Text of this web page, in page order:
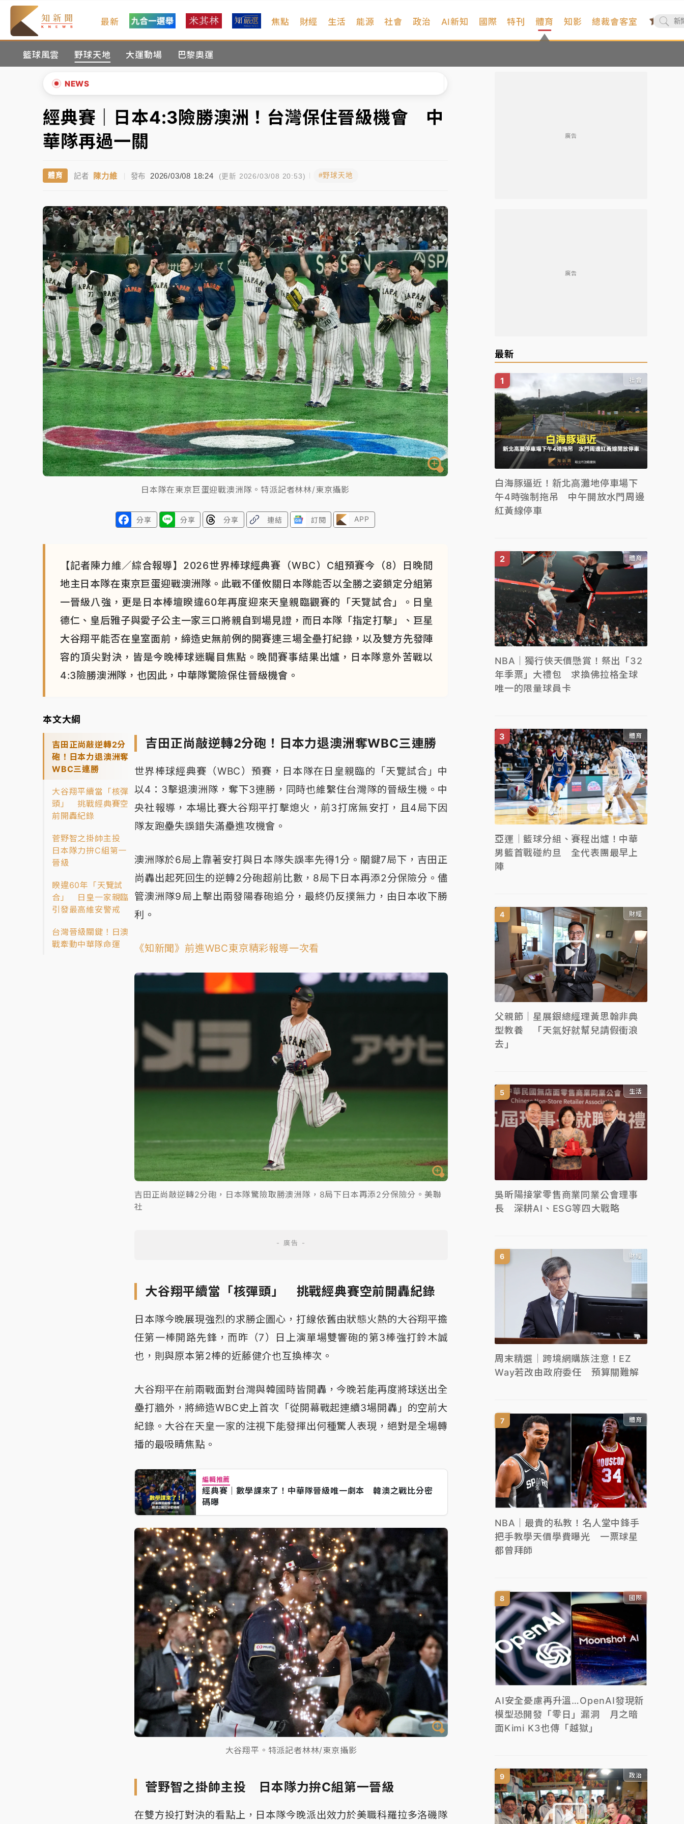
最新 焦點 財經 生活 能源 社會 政治 AI新知 國際 特刊 體育
籃球風雲 野球天地 大運動場 巴黎奧運
知影 總裁會客室
NEWS
白海豚逼近！新北高灘地停車場下午4時強制拖吊 中午開放水門周邊紅黃線停車
中颱白海豚環流掠北海！今明防劇烈降雨 東部高溫飆38度
周末精選｜ 慈濟遭詐10億完整始末曝！律師掮客大玩兩面手法 郭台銘、蔡英文成關鍵
本周爆款短影音｜
蔣萬安的建中同學！47歲法律學霸戰桃園 公開上任首要3件事
白海豚逼近！新北高灘地停車場下午4時強制拖吊 中午開放水門周邊紅黃線停車
中颱白海豚環流掠北海！今明防劇烈降雨 東部高溫飆38度
周末精選｜ 慈濟遭詐10億完整始末曝！律師掮客大玩兩面手法 郭台銘、蔡英文成關鍵
本周爆款短影音｜ 柯文哲帶電子手鐶拄拐杖現身／周玉蔻蔡玉真開撕爆料
周末精選｜ 跨境網購族注意！EZ Way若改由政府委任 預算難關如何解？
蔣萬安的建中同學！47歲法律學霸戰桃園 公開上任首要3件事
▲
▼
經典賽｜日本4:3險勝澳洲！台灣保住晉級機會 中
華隊再過一關
體育 記者 陳力維 | 發布 2026/03/08 18:24 (更新 2026/03/08 20:53) #野球天地
日本隊在東京巨蛋迎戰澳洲隊。特派記者林林/東京攝影
分享 分享 分享 連結 訂閱 APP
【記者陳力維／綜合報導】2026世界棒球經典賽（WBC）C組預賽今（8）日晚間
地主日本隊在東京巨蛋迎戰澳洲隊。此戰不僅攸關日本隊能否以全勝之姿鎖定分組第
一晉級八強，更是日本棒壇睽違60年再度迎來天皇親臨觀賽的「天覽試合」。日皇
德仁、皇后雅子與愛子公主一家三口將親自到場見證，而日本隊「指定打擊」、巨星
大谷翔平能否在皇室面前，締造史無前例的開賽連三場全壘打紀錄，以及雙方先發陣
容的頂尖對決，皆是今晚棒球迷矚目焦點。晚間賽事結果出爐，日本隊意外苦戰以
4:3險勝澳洲隊，也因此，中華隊驚險保住晉級機會。
本文大綱
吉田正尚敲逆轉2分
砲！日本力退澳洲奪
WBC三連勝
大谷翔平續當「核彈
頭」 挑戰經典賽空
前開轟紀錄
菅野智之掛帥主投
日本隊力拚C組第一
晉級
睽違60年「天覽試
合」 日皇一家親臨
引發最高維安警戒
台灣晉級關鍵！日澳
戰牽動中華隊命運
吉田正尚敲逆轉2分砲！日本力退澳洲奪WBC三連勝
世界棒球經典賽（WBC）預賽，日本隊在日皇親臨的「天覽試合」中
以4：3擊退澳洲隊，奪下3連勝，同時也維繫住台灣隊的晉級生機。中
央社報導，本場比賽大谷翔平打擊熄火，前3打席無安打，且4局下因
隊友跑壘失誤錯失滿壘進攻機會。
澳洲隊於6局上靠著安打與日本隊失誤率先得1分。關鍵7局下，吉田正
尚轟出起死回生的逆轉2分砲超前比數，8局下日本再添2分保險分。儘
管澳洲隊9局上擊出兩發陽春砲追分，最終仍反撲無力，由日本收下勝
利。
《知新聞》前進WBC東京精彩報導一次看
吉田正尚敲逆轉2分砲，日本隊驚險取勝澳洲隊，8局下日本再添2分保險分。美聯
社
大谷翔平續當「核彈頭」 挑戰經典賽空前開轟紀錄
日本隊今晚展現強烈的求勝企圖心，打線依舊由狀態火熱的大谷翔平擔
任第一棒開路先鋒，而昨（7）日上演單場雙響砲的第3棒強打鈴木誠
也，則與原本第2棒的近藤健介也互換棒次。
大谷翔平在前兩戰面對台灣與韓國時皆開轟，今晚若能再度將球送出全
壘打牆外，將締造WBC史上首次「從開幕戰起連續3場開轟」的空前大
紀錄。大谷在天皇一家的注視下能發揮出何種驚人表現，絕對是全場轉
播的最吸睛焦點。
編輯推薦
經典賽｜數學課來了！中華隊晉級唯一劇本 韓澳之戰比分密
碼曝
大谷翔平。特派記者林林/東京攝影
菅野智之掛帥主投 日本隊力拚C組第一晉級
在雙方投打對決的看點上，日本隊今晚派出效力於美職科羅拉多洛磯隊
廣告
廣告
最新
社會
白海豚逼近！新北高灘地停車場下
午4時強制拖吊 中午開放水門周邊
紅黃線停車
體育
NBA｜獨行俠天價懸賞！祭出「32
年季票」大禮包 求換佛拉格全球
唯一的限量球員卡
體育
亞運｜籃球分組、賽程出爐！中華
男籃首戰碰約旦 全代表團最早上
陣
財經
父親節｜星展銀總經理黃思翰非典
型教養 「天氣好就幫兒請假衝浪
去」
生活
吳昕陽接掌零售商業同業公會理事
長 深耕AI、ESG等四大戰略
財經
周末精選｜跨境網購族注意！EZ
Way若改由政府委任 預算關難解
體育
NBA｜最貴的私教！名人堂中鋒手
把手教學天價學費曝光 一票球星
都曾拜師
國際
AI安全憂慮再升溫…OpenAI發現新
模型恐開發「零日」漏洞 月之暗
面Kimi K3也傳「越獄」
政治